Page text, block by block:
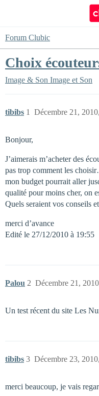
Forum Clubic
Choix
Image & Son Image et Son
tibibs Décembre 21,
1
Bonjour,
J’aimerais m’acheter des
pas trop comment les
mon budget pourrait aller
qualité pour moins cher, on
Quels seraient vos conseils
merci d’avance
Edité le 27/12/2010 à 19:55
Palou Décembre 21,
2
Un test récent du site Les
tibibs Décembre 23,
3
merci beaucoup, je vais